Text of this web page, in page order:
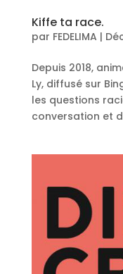
Kiffe ta race.
par FEDELIMA |
Depuis 2018,
Ly, diffusé sur
les questions
conversation et